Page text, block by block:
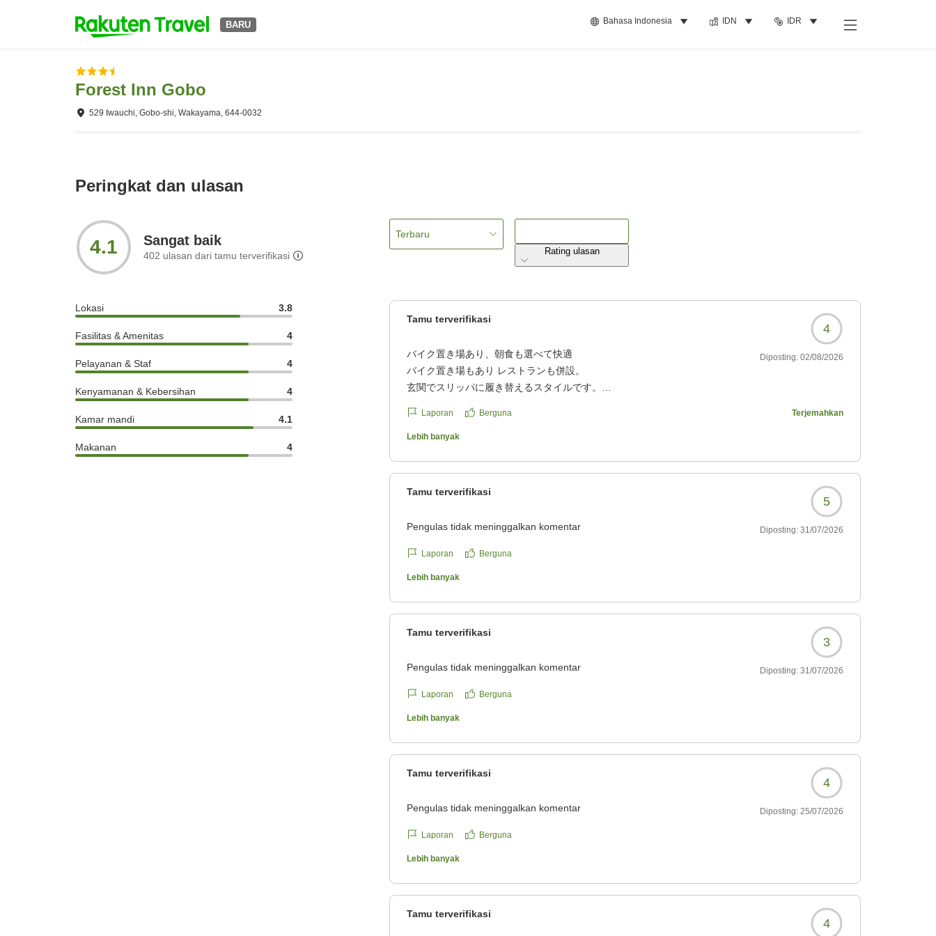
BARU Bahasa Indonesia IDN IDR
Forest Inn Gobo
529 Iwauchi, Gobo-shi, Wakayama, 644-0032
Peringkat dan ulasan
4.1 Sangat baik
402 ulasan dari tamu terverifikasi
Lokasi 3.8
Fasilitas & Amenitas 4
Pelayanan & Staf 4
Kenyamanan & Kebersihan 4
Kamar mandi 4.1
Makanan 4
Terbaru
Rating ulasan
Tamu terverifikasi
4
バイク置き場あり、朝食も選べて快適
バイク置き場もあり レストランも併設。
玄関でスリッパに履き替えるスタイルです。
全体に不満はありません。
クチコミの詳細はこちらから
reviewId=33123478319563
Diposting: 02/08/2026
Laporan Berguna Terjemahkan
Lebih banyak
Tamu terverifikasi
5
Pengulas tidak meninggalkan komentar Diposting: 31/07/2026
Laporan Berguna
Lebih banyak
Tamu terverifikasi
3
Pengulas tidak meninggalkan komentar Diposting: 31/07/2026
Laporan Berguna
Lebih banyak
Tamu terverifikasi
4
Pengulas tidak meninggalkan komentar Diposting: 25/07/2026
Laporan Berguna
Lebih banyak
Tamu terverifikasi
4